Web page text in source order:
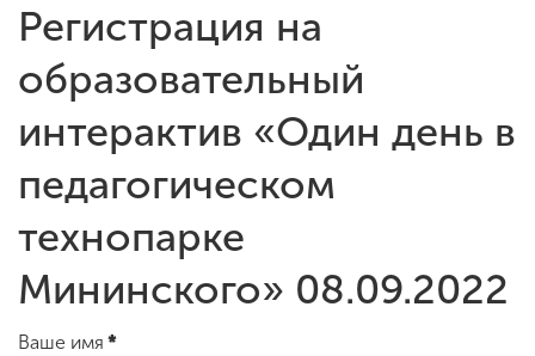
комиссия
+7 (831) 262-26-20
Регистрация на
образовательный
интерактив «Один день в
педагогическом
технопарке
Мининского» 08.09.2022
Ваше имя *